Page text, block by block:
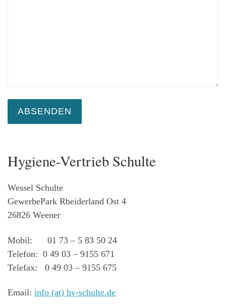
Hygiene-Vertrieb Schulte
Wessel Schulte
GewerbePark Rheiderland Ost 4
26826 Weener
Mobil: 01 73 – 5 83 50 24
Telefon: 0 49 03 – 9155 671
Telefax: 0 49 03 – 9155 675
Email: info (at) hv-schulte.de